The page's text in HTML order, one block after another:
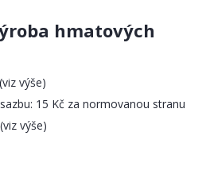
hmatových
výše)
15 Kč za normovanou stranu
výše)